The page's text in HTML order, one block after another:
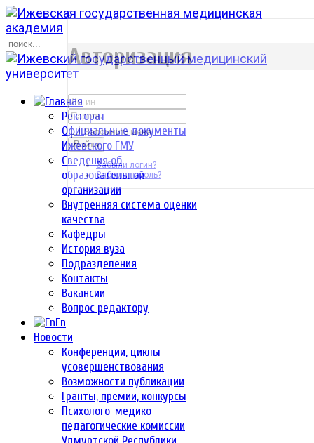
Ректорат
Официальные документы
Ижевского ГМУ
Сведения об
образовательной
организации
Внутренняя система оценки
качества
Кафедры
История вуза
Подразделения
Контакты
Вакансии
Вопрос редактору
En
Новости
Конференции, циклы
усовершенствования
Возможности публикации
Гранты, премии, конкурсы
Психолого-медико-
педагогические комиссии
р
Авторизация
Запомнить меня
Войти
Забыли логин?
Забыли пароль?